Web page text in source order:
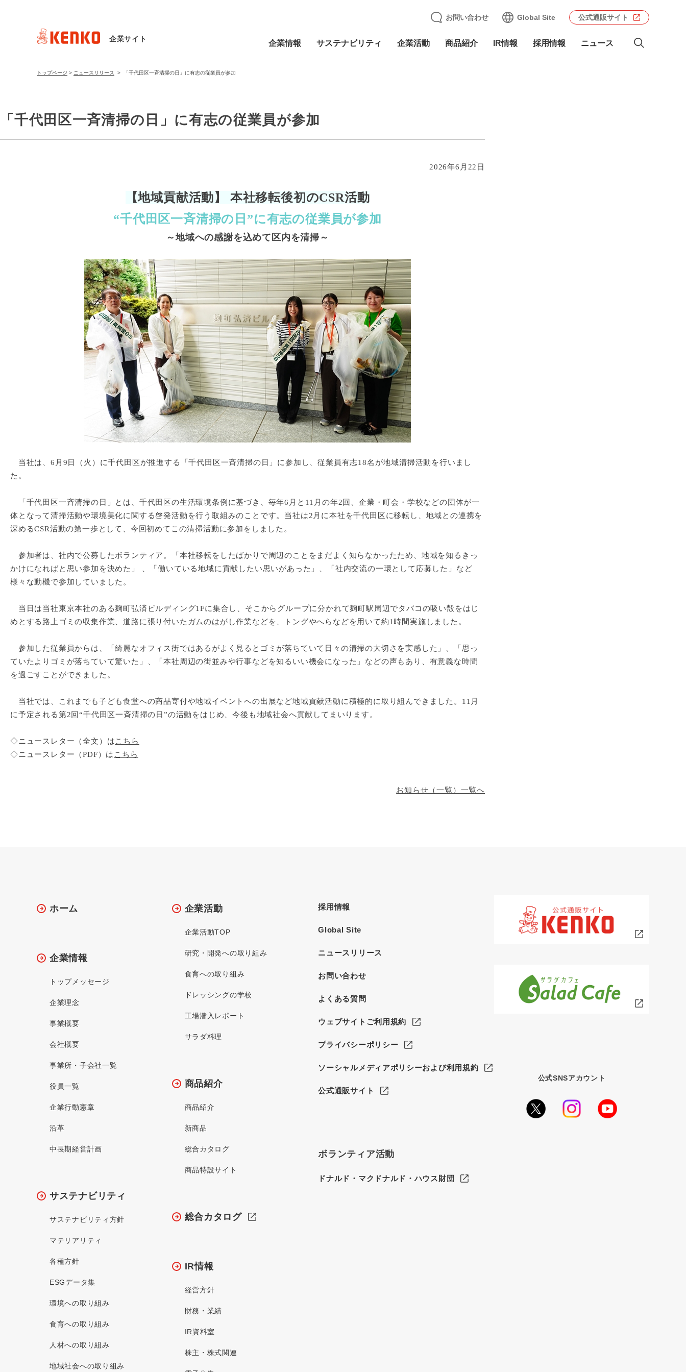
企業サイト 企業情報 サステナビリティ 企業活動 商品紹介 IR情報 採用情報 ニュース
お問い合わせ Global Site 公式通販サイト
トップページ > ニュースリリース > 「千代田区一斉清掃の日」に有志の従業員が参加
「千代田区一斉清掃の日」に有志の従業員が参加
2026年6月22日
【地域貢献活動】 本社移転後初のCSR活動
“千代田区一斉清掃の日”に有志の従業員が参加
～地域への感謝を込めて区内を清掃～
当社は、6月9日（火）に千代田区が推進する「千代田区一斉清掃の日」に参加し、従業員有志18名が地域清掃活動を行いまし
た。
「千代田区一斉清掃の日」とは、千代田区の生活環境条例に基づき、毎年6月と11月の年2回、企業・町会・学校などの団体が一
体となって清掃活動や環境美化に関する啓発活動を行う取組みのことです。当社は2月に本社を千代田区に移転し、地域との連携を
深めるCSR活動の第一歩として、今回初めてこの清掃活動に参加をしました。
参加者は、社内で公募したボランティア。「本社移転をしたばかりで周辺のことをまだよく知らなかったため、地域を知るきっ
かけになればと思い参加を決めた」 、「働いている地域に貢献したい思いがあった」、「社内交流の一環として応募した」など
様々な動機で参加していました。
当日は当社東京本社のある麹町弘済ビルディング1Fに集合し、そこからグループに分かれて麹町駅周辺でタバコの吸い殻をはじ
めとする路上ゴミの収集作業、道路に張り付いたガムのはがし作業などを、トングやへらなどを用いて約1時間実施しました。
参加した従業員からは、「綺麗なオフィス街ではあるがよく見るとゴミが落ちていて日々の清掃の大切さを実感した」、「思っ
ていたよりゴミが落ちていて驚いた」、「本社周辺の街並みや行事などを知るいい機会になった」などの声もあり、有意義な時間
を過ごすことができました。
当社では、これまでも子ども食堂への商品寄付や地域イベントへの出展など地域貢献活動に積極的に取り組んできました。11月
に予定される第2回“千代田区一斉清掃の日”の活動をはじめ、今後も地域社会へ貢献してまいります。
◇ニュースレター（全文）はこちら
◇ニュースレター（PDF）は こちら
お知らせ（一覧）一覧へ
ホーム
企業情報
トップメッセージ
企業理念
事業概要
会社概要
事業所・子会社一覧
役員一覧
企業行動憲章
沿革
中長期経営計画
サステナビリティ
サステナビリティ方針
マテリアリティ
各種方針
ESGデータ集
環境への取り組み
食育への取り組み
人材への取り組み
地域社会への取り組み
企業活動
企業活動TOP
研究・開発への取り組み
食育への取り組み
ドレッシングの学校
工場潜入レポート
サラダ料理
商品紹介
商品紹介
新商品
総合カタログ
商品特設サイト
総合カタログ
IR情報
経営方針
財務・業績
IR資料室
株主・株式関連
採用情報
Global Site
ニュースリリース
お問い合わせ
よくある質問
ウェブサイトご利用規約
プライバシーポリシー
ソーシャルメディアポリシーおよび利用規約
公式通販サイト
ボランティア活動
ドナルド・マクドナルド・ハウス財団
公式SNSアカウント